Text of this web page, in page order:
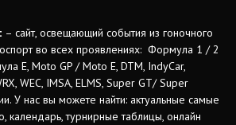
– сайт, освещающий события из гоночного
во всех проявлениях: Формула 1 / 2
Е, Moto GP / Moto E, DTM, IndyCar,
WEC, IMSA, ELMS, Super GT/ Super
У нас вы можете найти: актуальные самые
календарь, турнирные таблицы, онлайн